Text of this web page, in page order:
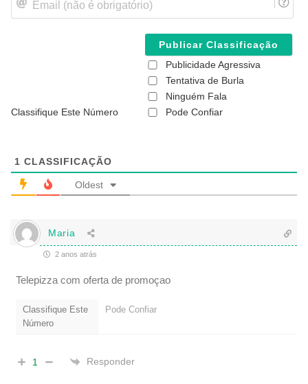
a
a
ó
)
Classifique Este Número
Publicidade Agressiva
Tentativa de Burla
Ninguém Fala
Pode Confiar
1 CLASSIFICAÇÃO
Oldest
Maria
2 anos atrás
Telepizza com oferta de promoçao
Classifique Este
Número
Pode Confiar
1 Responder